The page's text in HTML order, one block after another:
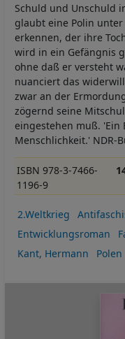
Schuld und Unschuld
glaubt eine Polin
erkennen, der ihre
wird in ein Gefängnis
ohne daß er versteht
nuanciert das
zwar an der
zögernd seine
eingestehen muß.
Menschlichkeit.' NDR-
ISBN 978-3-7466-
1196-9
2.Weltkrieg
Entwicklungsroman
Kant, Hermann
Polen